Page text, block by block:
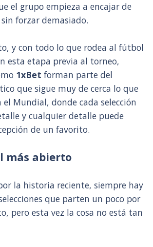
el grupo empieza a encajar de
forzar demasiado.
y con todo lo que rodea al fútbol
esta etapa previa al torneo,
1xBet forman parte del
que sigue muy de cerca lo que
el Mundial, donde cada selección
y cualquier detalle puede
de un favorito.
más abierto
la historia reciente, siempre hay
que parten un poco por
pero esta vez la cosa no está tan